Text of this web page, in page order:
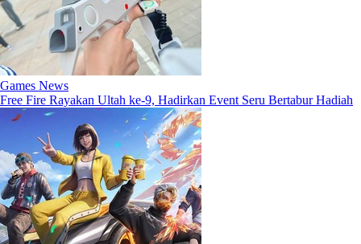
Games News
Free Fire Rayakan Ultah ke-9, Hadirkan Event Seru Bertabur Hadiah